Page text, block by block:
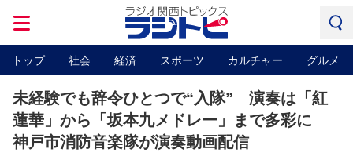
トップ 社会 経済 スポーツ カルチャー グルメ
未経験でも辞令ひとつで“入隊” 演奏は「紅
蓮華」から「坂本九メドレー」まで多彩に
神戸市消防音楽隊が演奏動画配信